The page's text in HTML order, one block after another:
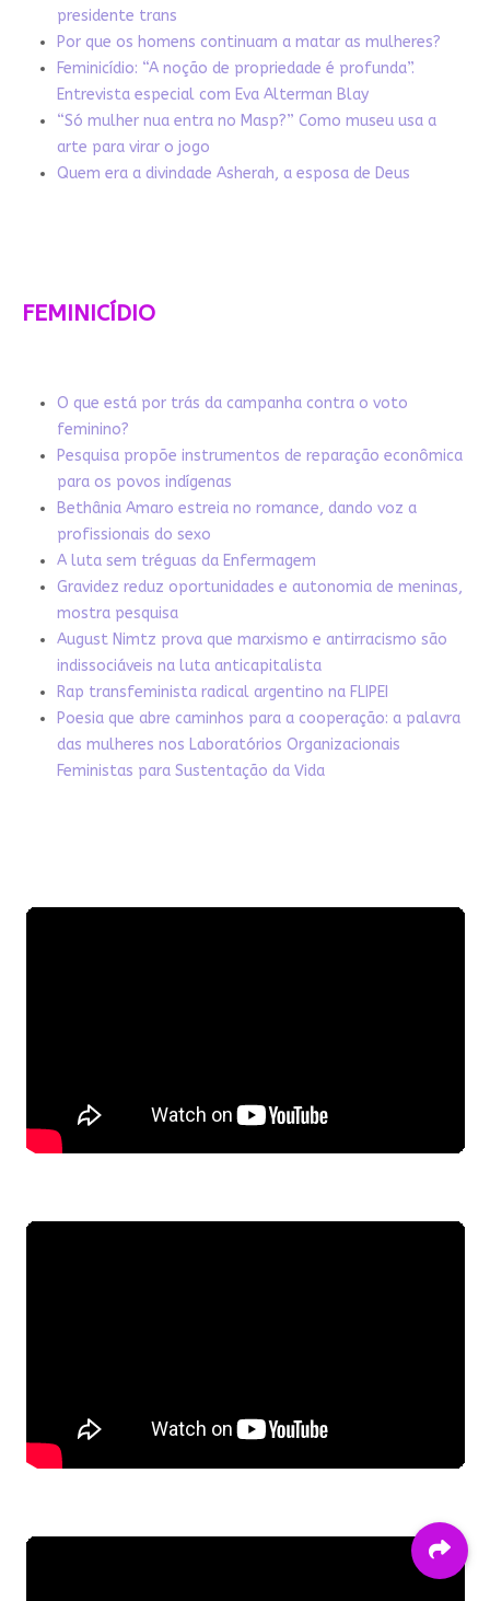
presidente trans
Por que os homens continuam a matar as mulheres?
Feminicídio: “A noção de propriedade é profunda”.
Entrevista especial com Eva Alterman Blay
“Só mulher nua entra no Masp?” Como museu usa a
arte para virar o jogo
Quem era a divindade Asherah, a esposa de Deus
FEMINICÍDIO
O que está por trás da campanha contra o voto
feminino?
Pesquisa propõe instrumentos de reparação econômica
para os povos indígenas
Bethânia Amaro estreia no romance, dando voz a
profissionais do sexo
A luta sem tréguas da Enfermagem
Gravidez reduz oportunidades e autonomia de meninas,
mostra pesquisa
August Nimtz prova que marxismo e antirracismo são
indissociáveis na luta anticapitalista
Rap transfeminista radical argentino na FLIPEI
Poesia que abre caminhos para a cooperação: a palavra
das mulheres nos Laboratórios Organizacionais
Feministas para Sustentação da Vida